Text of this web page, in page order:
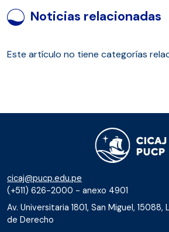
Noticias relacionadas
Este artículo no tiene categorías
cicaj@pucp.edu.pe
(+511) 626-2000 - anexo 4901
Av. Universitaria 1801, San Miguel,
de Derecho